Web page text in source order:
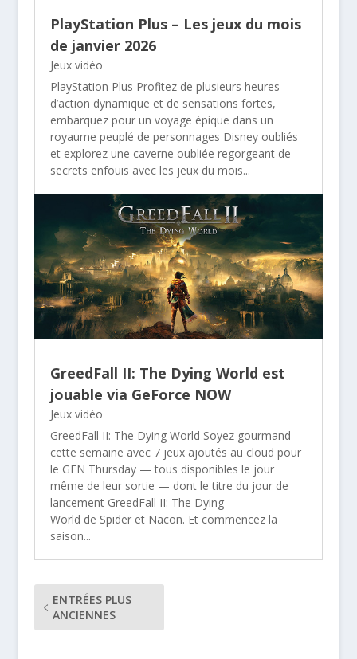
PlayStation Plus – Les jeux du mois
de janvier 2026
Jeux vidéo
PlayStation Plus Profitez de plusieurs heures
d’action dynamique et de sensations fortes,
embarquez pour un voyage épique dans un
royaume peuplé de personnages Disney oubliés
et explorez une caverne oubliée regorgeant de
secrets enfouis avec les jeux du mois...
GreedFall II: The Dying World est
jouable via GeForce NOW
Jeux vidéo
GreedFall II: The Dying World Soyez gourmand
cette semaine avec 7 jeux ajoutés au cloud pour
le GFN Thursday — tous disponibles le jour
même de leur sortie — dont le titre du jour de
lancement GreedFall II: The Dying
World de Spider et Nacon. Et commencez la
saison...
ENTRÉES PLUS
ANCIENNES